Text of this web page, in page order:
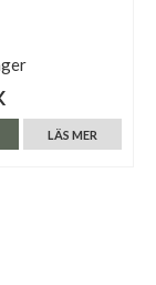
LÄS MER